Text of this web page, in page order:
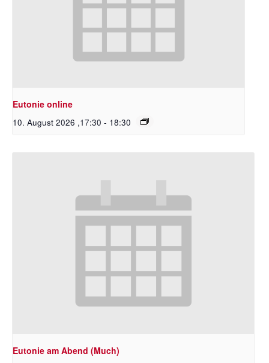
Eutonie online
10. August 2026 ,17:30 - 18:30
Eutonie am Abend (Much)